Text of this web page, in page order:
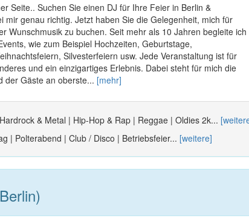
Seite.. Suchen Sie einen DJ für Ihre Feier in Berlin &
mir genau richtig. Jetzt haben Sie die Gelegenheit, mich für
Wunschmusik zu buchen. Seit mehr als 10 Jahren begleite ich
wie zum Beispiel Hochzeiten, Geburtstage,
Silvesterfeiern usw. Jede Veranstaltung ist für
und ein einzigartiges Erlebnis. Dabei steht für mich die
der Gäste an oberste... [mehr]
& Metal | Hip-Hop & Rap | Reggae | Oldies 2k...
| Polterabend | Club / Disco | Betriebsfeier... [weitere]